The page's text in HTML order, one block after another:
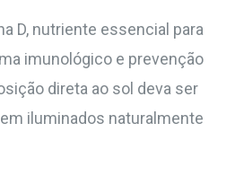
D, nutriente essencial para
imunológico e prevenção
direta ao sol deva ser
iluminados naturalmente